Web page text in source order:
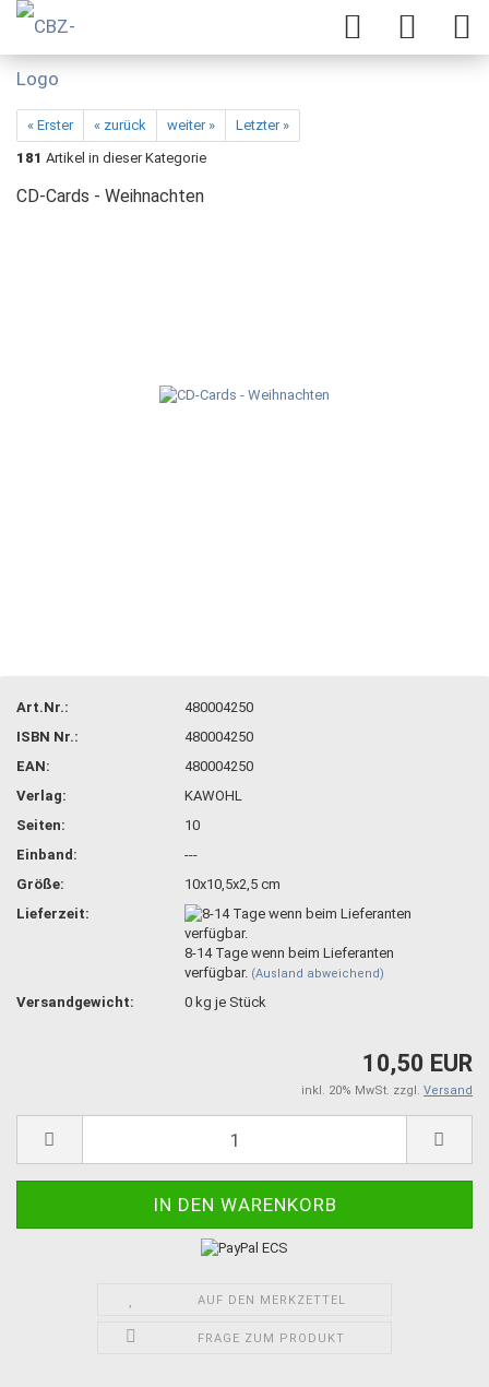
« Erster « zurück weiter »
Letzter »
181 Artikel in dieser Kategorie
CD-Cards - Weihnachten
Art.Nr.:
480004250
ISBN Nr.:
480004250
EAN:
480004250
Verlag:
KAWOHL
Seiten:
10
Einband:
---
Größe:
10x10,5x2,5 cm
Lieferzeit:
8-14 Tage wenn beim Lieferanten
verfügbar. (Ausland abweichend)
Versandgewicht: 0 kg je Stück
10,50 EUR
inkl. 20% MwSt. zzgl. Versand
AUF DEN MERKZETTEL
FRAGE ZUM PRODUKT